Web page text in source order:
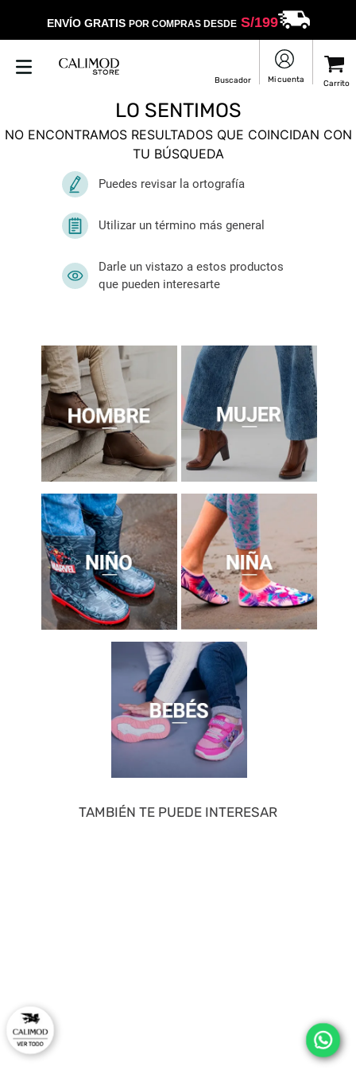
ENVÍO GRATIS POR COMPRAS DESDES/199
LO SENTIMOS
NO ENCONTRAMOS RESULTADOS QUE COINCIDAN CON
TU BÚSQUEDA
Puedes revisar la ortografía
Utilizar un término más general
Darle un vistazo a estos productos
que pueden interesarte
TAMBIÉN TE PUEDE INTERESAR
ZAXY
Sandalia De Mujer Negro 2GZB35 Zapatillas Casual Marron 2FY025